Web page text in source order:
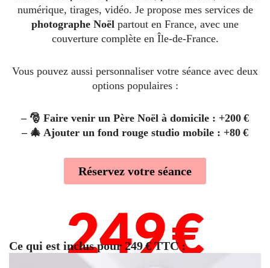
numérique, tirages, vidéo. Je propose mes services de
photographe Noël partout en France, avec une
couverture complète en Île-de-France.
Vous pouvez aussi personnaliser votre séance avec deux
options populaires :
– 🎅 Faire venir un Père Noël à domicile : +200 €
– 🎄 Ajouter un fond rouge studio mobile : +80 €
Réservez votre séance
249 €
Ce qui est inclus pour 249 € TTC :